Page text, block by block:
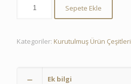
Sepete Ekle
Kategoriler: Kurutulmuş Ürün Çeşitleri
Ek bilgi